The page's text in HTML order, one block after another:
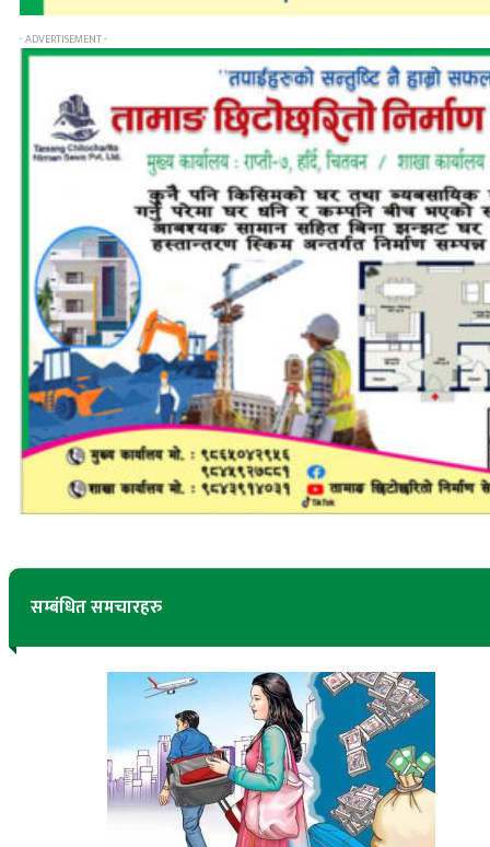
- ADVERTISEMENT -
सम्बंधित समचारहरु